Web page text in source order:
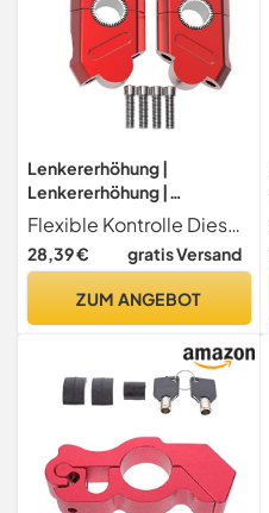
Lenkererhöhung |
Lenkererhöhung |
Sportzubehör für Damen
Herren Sportler
Jugendliche Familie
Motorradbedarf
Flexible Kontrolle Diese innovative Erhöhung minimiert Ermüdung, indem sie eine ergonomische Haltung fördert, die Steuerungsflexibilität verbessert und die Lenkerwinkel für optimale Fahrleistung verfeinert
28,39 € gratis Versand
ZUM ANGEBOT